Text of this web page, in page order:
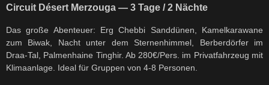
Circuit Désert Merzouga — 3 Tage / 2 Nächte
Das große Abenteuer: Erg Chebbi Sanddünen, Kamelkarawane
zum Biwak, Nacht unter dem Sternenhimmel, Berberdörfer im
Draa-Tal, Palmenhaine Tinghir. Ab 280€/Pers. im Privatfahrzeug mit
Klimaanlage. Ideal für Gruppen von 4-8 Personen.